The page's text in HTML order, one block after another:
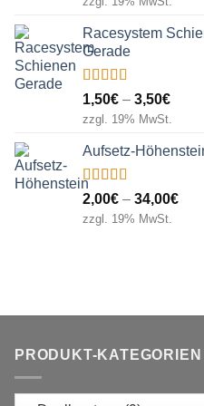
5
Racesystem
Gerade
Bewertet
mit 5.00 von
5
1,50€ – 3,50€
3,50€
zzgl. 19% MwSt.
Aufsetz-
Bewertet
mit 5.00 von
5
2,00€ – 34,00€
zzgl. 19% MwSt.
PRODUKT-KATEGORIEN